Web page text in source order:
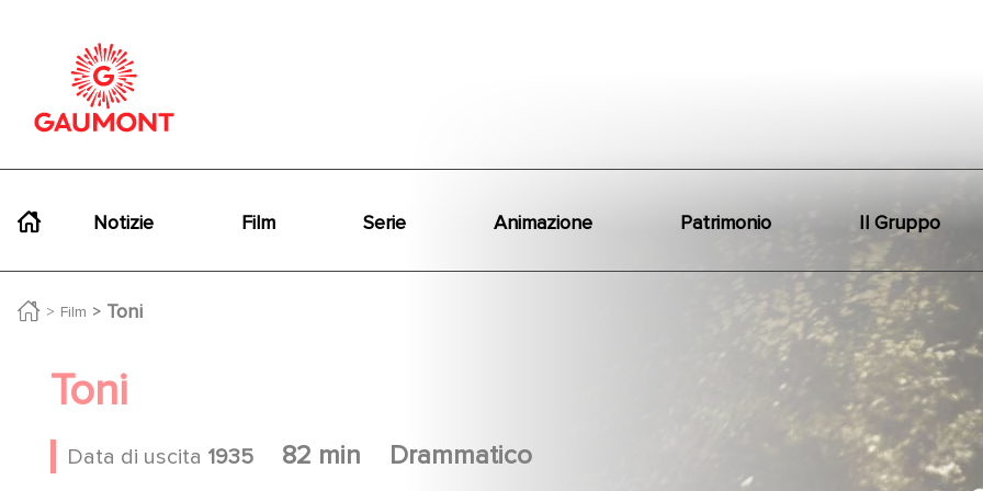
Notizie Film Serie Animazione Patrimonio Il Gruppo
Film Toni
Toni
Data di uscita 1935 82 min Drammatico